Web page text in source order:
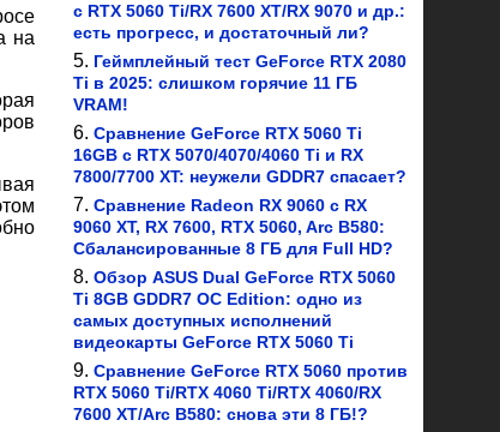
на
с RTX 5060 Ti/RX 7600 XT/RX 9070 и др.:
есть прогресс, и достаточный ли?
Геймплейный тест GeForce RTX 2080
Ti в 2025: слишком горячие 11 ГБ
VRAM!
Сравнение GeForce RTX 5060 Ti
16GB с RTX 5070/4070/4060 Ti и RX
7800/7700 XT: неужели GDDR7 спасает?
Сравнение Radeon RX 9060 с RX
9060 XT, RX 7600, RTX 5060, Arc B580:
Сбалансированные 8 ГБ для Full HD?
Обзор ASUS Dual GeForce RTX 5060
Ti 8GB GDDR7 OC Edition: одно из
самых доступных исполнений
видеокарты GeForce RTX 5060 Ti
Сравнение GeForce RTX 5060 против
RTX 5060 Ti/RTX 4060 Ti/RTX 4060/RX
7600 XT/Arc B580: снова эти 8 ГБ!?